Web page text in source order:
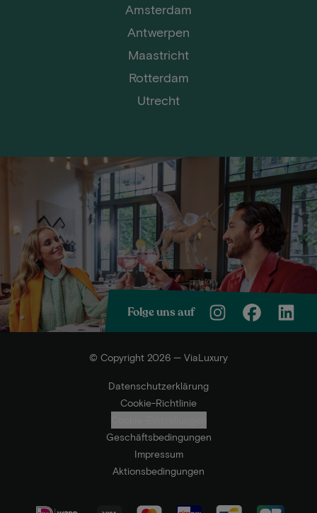
Amsterdam
Antwerpen
Maastricht
Rotterdam
Utrecht
Folge uns auf
© Copyright 2026 — ViaLuxury
Datenschutzerklärung
Cookie-Richtlinie
Geschäftsbedingungen
Impressum
Aktionsbedingungen